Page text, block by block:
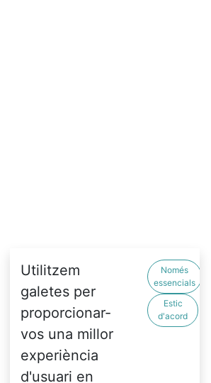
Utilitzem
galetes per
proporcionar-
vos una millor
experiència
d'usuari en
Només
essencials
Estic
d'acord